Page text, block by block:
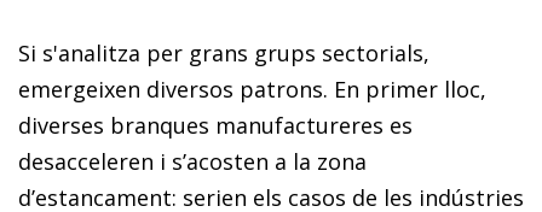
Si s'analitza per grans grups sectorials,
emergeixen diversos patrons. En primer lloc,
diverses branques manufactureres es
desacceleren i s’acosten a la zona
d’estancament: serien els casos de les indústries